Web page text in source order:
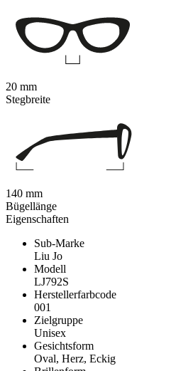
Eigenschaften
Sub-Marke
Liu Jo
Modell
LJ792S
Herstellerfarbcode
001
Zielgruppe
Unisex
Gesichtsform
Oval, Herz, Eckig
20 mm
Stegbreite
140 mm
Bügellänge